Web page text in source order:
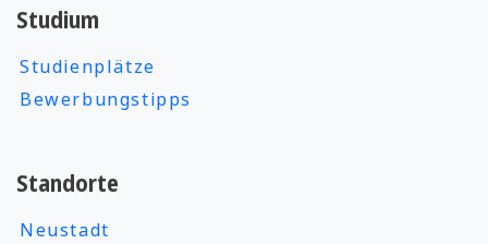
Studium
Studienplätze
Bewerbungstipps
Standorte
Neustadt